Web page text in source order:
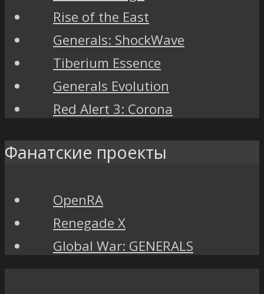
Rise of the East
Generals: ShockWave
Tiberium Essence
Generals Evolution
Red Alert 3: Corona
Фанатские проекты
OpenRA
Renegade X
Global War: GENERALS